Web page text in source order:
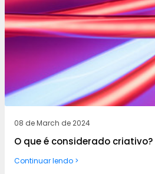
08 de March de 2024
O que é considerado criativo?
Continuar lendo >